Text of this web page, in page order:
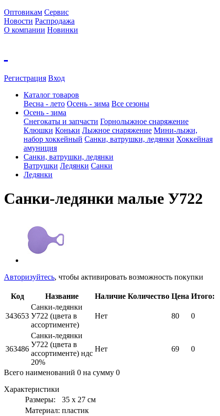
Оптовикам Сервис
Новости Распродажа
О компании Новинки
Регистрация Вход
Каталог товаров
Весна - лето Осень - зима Все сезоны
Осень - зима
Cнегокаты и запчасти Горнолыжное снаряжение
Клюшки Коньки Лыжное снаряжение Мини-лыжи,
набор хоккейный Санки, ватрушки, ледянки Хоккейная
амуниция
Санки, ватрушки, ледянки
Ватрушки Ледянки Санки
Ледянки
Санки-ледянки малые У722
Авторизуйтесь, чтобы активировать возможность покупки
Код Название Наличие Количество Цена Итого:
343653
Санки-ледянки
У722 (цвета в
ассортименте)
Нет 80 0
363486
Санки-ледянки
У722 (цвета в
ассортименте) ндс
20%
Нет 69 0
Всего наименований 0 на сумму 0
Характеристики
Размеры:
35 х 27 см
Материал: пластик